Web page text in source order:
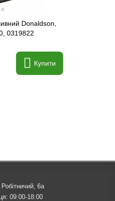
Donaldson,
0319822
Купити
6а
09:00-18:00